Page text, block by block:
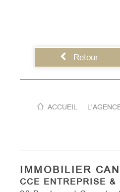
Retour
ACCUEIL
IMMOBILIER
CCE ENTREPRISE &